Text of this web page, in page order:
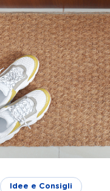
Idee e Consigli